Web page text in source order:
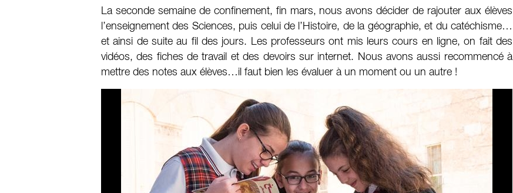
La seconde semaine de confinement, fin mars, nous avons décider de rajouter aux élèves
l’enseignement des Sciences, puis celui de l’Histoire, de la géographie, et du catéchisme…
et ainsi de suite au fil des jours. Les professeurs ont mis leurs cours en ligne, on fait des
vidéos, des fiches de travail et des devoirs sur internet. Nous avons aussi recommencé à
mettre des notes aux élèves…il faut bien les évaluer à un moment ou un autre !